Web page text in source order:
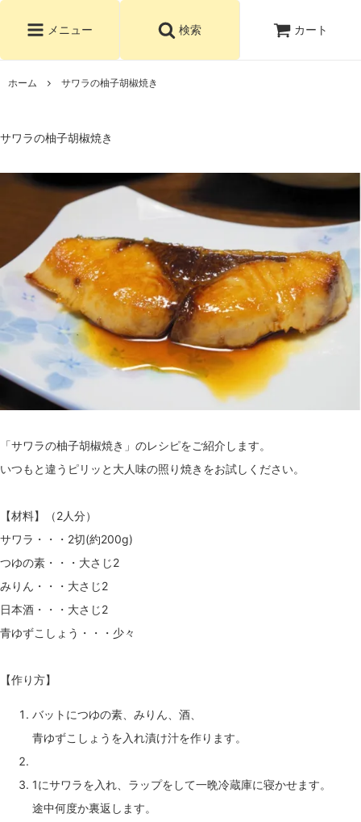
メニュー 検索 カート
ホーム サワラの柚子胡椒焼き
サワラの柚子胡椒焼き
「サワラの柚子胡椒焼き」のレシピをご紹介します。
いつもと違うピリッと大人味の照り焼きをお試しください。
【材料】（2人分）
サワラ・・・2切(約200g)
つゆの素・・・大さじ2
みりん・・・大さじ2
日本酒・・・大さじ2
青ゆずこしょう・・・少々
【作り方】
バットにつゆの素、みりん、酒、
青ゆずこしょうを入れ漬け汁を作ります。
1にサワラを入れ、ラップをして一晩冷蔵庫に寝かせます。
途中何度か裏返します。